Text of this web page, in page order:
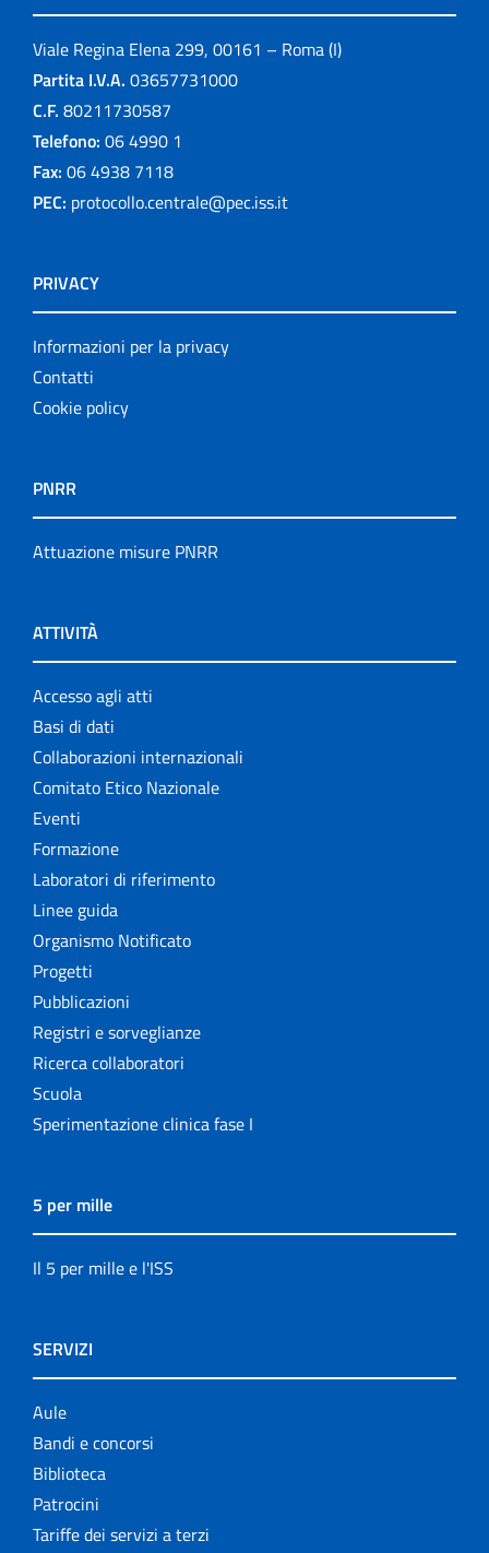
Viale Regina Elena 299, 00161 – Roma (I)
Partita I.V.A. 03657731000
C.F. 80211730587
Telefono: 06 4990 1
Fax: 06 4938 7118
PEC: protocollo.centrale@pec.iss.it
PRIVACY
Informazioni per la privacy
Contatti
Cookie policy
PNRR
Attuazione misure PNRR
ATTIVITÀ
Accesso agli atti
Basi di dati
Collaborazioni internazionali
Comitato Etico Nazionale
Eventi
Formazione
Laboratori di riferimento
Linee guida
Organismo Notificato
Progetti
Pubblicazioni
Registri e sorveglianze
Ricerca collaboratori
Scuola
Sperimentazione clinica fase I
5 per mille
Il 5 per mille e l'ISS
SERVIZI
Aule
Bandi e concorsi
Biblioteca
Patrocini
Tariffe dei servizi a terzi